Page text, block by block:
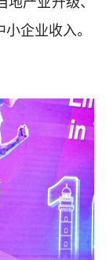
企业收入。